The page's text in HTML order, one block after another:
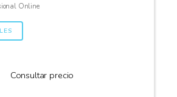
Online
Consultar precio